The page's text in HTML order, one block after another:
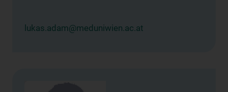
lukas.adam@meduniwien.ac.at